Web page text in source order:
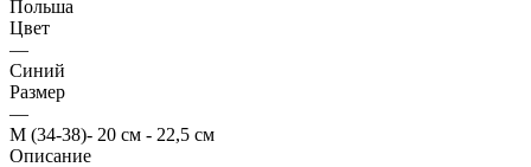
Польша
Цвет
—
Синий
Размер
—
М (34-38)- 20 см - 22,5 см
Описание